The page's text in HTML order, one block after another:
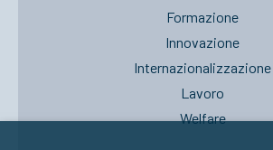
Formazione
Innovazione
Internazionalizzazione
Lavoro
Welfare